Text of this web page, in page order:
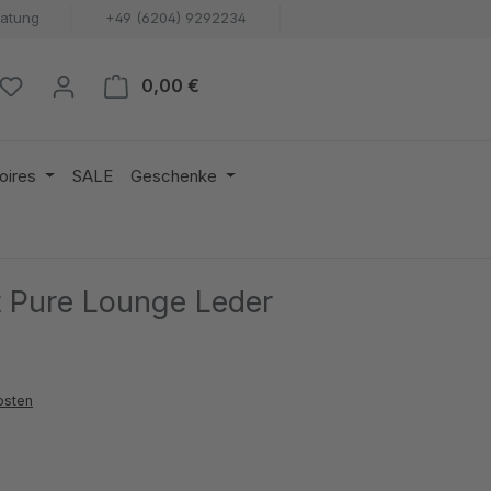
+49 (6204) 9292234
0,00 €
SALE Geschenke
Lounge Leder